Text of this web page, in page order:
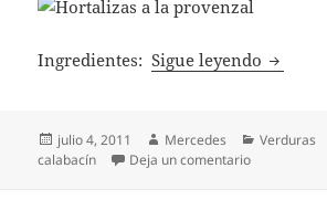
Ingredientes:Sigue leyendo
Publicado
el
julio 4, 2011 Autor
Mercedes Categorías
Verduras
calabacín
Deja un comentarioen